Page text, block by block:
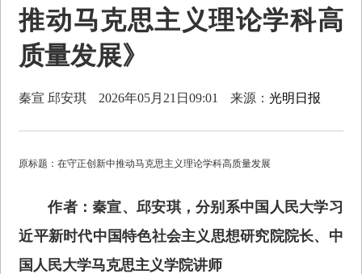
推动马克思主义理论学科高
质量发展》
秦宣 邱安琪 2026年05月21日09:01 来源：光明日报
原标题：在守正创新中推动马克思主义理论学科高质量发展
作者：秦宣、邱安琪，分别系中国人民大学习
近平新时代中国特色社会主义思想研究院院长、中
国人民大学马克思主义学院讲师